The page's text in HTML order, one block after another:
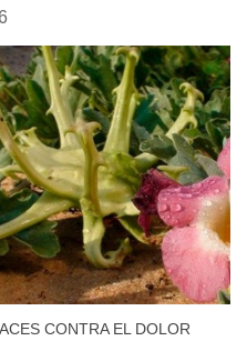
CONTRA EL DOLOR